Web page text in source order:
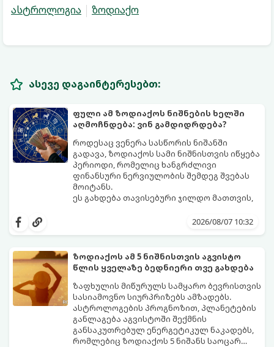
ასტროლოგია
ზოდიაქო
ასევე დაგაინტერესებთ:
ფული ამ ზოდიაქოს ნიშნების ხელში
აღმოჩნდება: ვინ გამდიდრდება?
როდესაც ვენერა სასწორის ნიშანში
გადავა, ზოდიაქოს სამი ნიშნისთვის იწყება
პერიოდი, რომელიც ხანგრძლივი
ფინანსური ნერვიულობის შემდეგ შვებას
მოიტანს.
ეს გახდება თავისებური ჯილდო მათთვის,
იჩენდა და სირთულეების მიუხედავად წინ
სურვილების გადადებასა და ხარჯების
მკაცრ კონტროლს. თუმცა, ახლა სიტუაცია
თანდათან შეიცვლება.
პრობლემები, რომლებიც უსასრულო
გეგონათ, უკან დაიხევს, ამასთან ერთად კი
გაჩნდება მეტი ნდობა მომავლის მიმართ.
რთული პერიოდის შემდეგ ეს ნიშნები
შეძლებენ ამოისუნთქონ და დაინახონ
ახალი შესაძლებლობები.
2026/08/07 10:32
ზოდიაქოს ამ 5 ნიშნისთვის აგვისტო
წლის ყველაზე ბედნიერი თვე გახდება
ზაფხულის მიწურულს სამყარო ბევრისთვის
სასიამოვნო სიურპრიზებს ამზადებს.
ასტროლოგების პროგნოზით, პლანეტების
განლაგება აგვისტოში შექმნის
განსაკუთრებულ ენერგეტიკულ ნაკადებს,
რომლებიც ზოდიაქოს 5 ნიშანს საოცარ